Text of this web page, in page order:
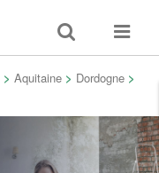
Toggle
search
Toggle
> Aquitaine > Dordogne >